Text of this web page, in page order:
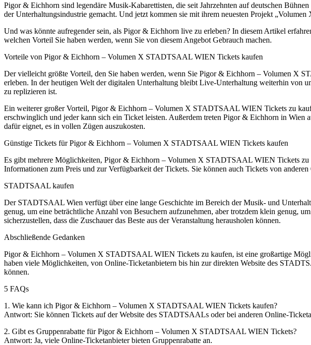
Pigor & Eichhorn sind legendäre Musik-Kabarettisten, die seit Jahrzehnten auf deutschen
der Unterhaltungsindustrie gemacht. Und jetzt kommen sie mit ihrem neuesten Projekt
Und was könnte aufregender sein, als Pigor & Eichhorn live zu erleben? In diesem Artikel
welchen Vorteil Sie haben werden, wenn Sie von diesem Angebot Gebrauch machen.
Vorteile von Pigor & Eichhorn – Volumen X STADTSAAL WIEN Tickets kaufen
Der vielleicht größte Vorteil, den Sie haben werden, wenn Sie Pigor & Eichhorn – Volumen X
erleben. In der heutigen Welt der digitalen Unterhaltung bleibt Live-Unterhaltung weiterhin von
zu replizieren ist.
Ein weiterer großer Vorteil, Pigor & Eichhorn – Volumen X STADTSAAL WIEN Tickets zu
erschwinglich und jeder kann sich ein Ticket leisten. Außerdem treten Pigor & Eichhorn in
dafür eignet, es in vollen Zügen auszukosten.
Günstige Tickets für Pigor & Eichhorn – Volumen X STADTSAAL WIEN Tickets kaufen
Es gibt mehrere Möglichkeiten, Pigor & Eichhorn – Volumen X STADTSAAL WIEN Tickets
Informationen zum Preis und zur Verfügbarkeit der Tickets. Sie können auch Tickets von
STADTSAAL kaufen
Der STADTSAAL Wien verfügt über eine lange Geschichte im Bereich der Musik- und
genug, um eine beträchtliche Anzahl von Besuchern aufzunehmen, aber trotzdem klein genug,
sicherzustellen, dass die Zuschauer das Beste aus der Veranstaltung herausholen können.
Abschließende Gedanken
Pigor & Eichhorn – Volumen X STADTSAAL WIEN Tickets zu kaufen, ist eine großartige
haben viele Möglichkeiten, von Online-Ticketanbietern bis hin zur direkten Website des
können.
5 FAQs
1. Wie kann ich Pigor & Eichhorn – Volumen X STADTSAAL WIEN Tickets kaufen?
Antwort: Sie können Tickets auf der Website des STADTSAALs oder bei anderen Online-
2. Gibt es Gruppenrabatte für Pigor & Eichhorn – Volumen X STADTSAAL WIEN Tickets?
Antwort: Ja, viele Online-Ticketanbieter bieten Gruppenrabatte an.